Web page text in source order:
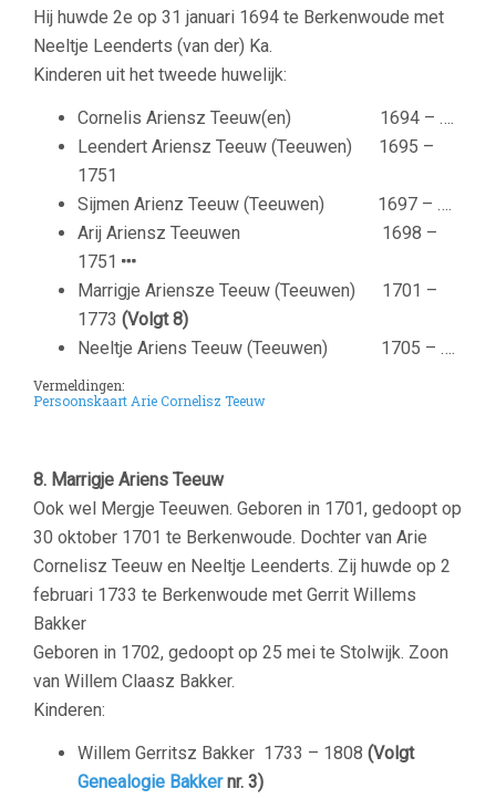
Hij huwde 2e op 31 januari 1694 te Berkenwoude met
Neeltje Leenderts (van der) Ka.
Kinderen uit het tweede huwelijk:
Cornelis Ariensz Teeuw(en) 1694 – ….
Leendert Ariensz Teeuw (Teeuwen) 1695 –
1751
Sijmen Arienz Teeuw (Teeuwen) 1697 – ….
Arij Ariensz Teeuwen 1698 –
1751
Marrigje Ariensze Teeuw (Teeuwen) 1701 –
1773 (Volgt 8)
Neeltje Ariens Teeuw (Teeuwen) 1705 – ….
Vermeldingen:
Persoonskaart Arie Cornelisz Teeuw
8. Marrigje Ariens Teeuw
Ook wel Mergje Teeuwen. Geboren in 1701, gedoopt op
30 oktober 1701 te Berkenwoude. Dochter van Arie
Cornelisz Teeuw en Neeltje Leenderts. Zij huwde op 2
februari 1733 te Berkenwoude met Gerrit Willems
Bakker
Geboren in 1702, gedoopt op 25 mei te Stolwijk. Zoon
van Willem Claasz Bakker.
Kinderen:
Willem Gerritsz Bakker 1733 – 1808 (Volgt
Genealogie Bakkernr. 3)